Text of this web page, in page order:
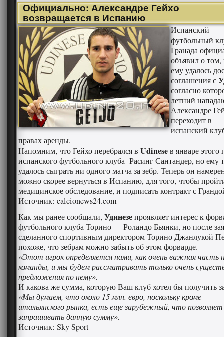
Официально: Александре Гейхо
возвращается в Испанию
Испанский
футбольный
Гранада
объявил о том,
ему удалось
соглашения с
согласно
летний
Александре
переходит в
испанский
правах аренды.
Напомним, что Гейхо перебрался в Udineseв январе этого
испанского футбольного клуба Расинг Сантандер, но ему
удалось сыграть ни одного матча за зебр. Теперь он
можно скорее вернуться в Испанию, для того, чтобы
медицинское обследование, и подписать контракт с
Источник: calcionews24.com
Как мы ранее сообщали, Удинезепроявляет интерес к
футбольного клуба Торино — Роландо Бьянки, но после
сделанного спортивным директором Торино Джанлукой
похоже, что зебрам можно забыть об этом форварде.
«Этот игрок определяется нами, как очень важная часть
команды, и мы будем рассматривать только очень
предложения по нему».
И какова же сумма, которую Ваш клуб хотел бы получить
«Мы думаем, что около 15 млн. евро, поскольку кроме
итальянского рынка, есть еще зарубежный, что
запрашивать данную сумму».
Источник: Sky Sport